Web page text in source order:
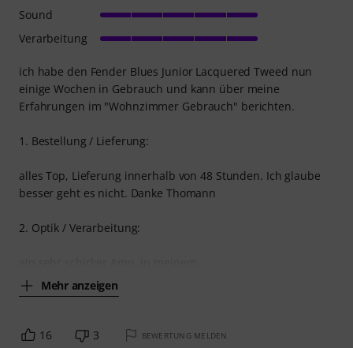
ich habe den Fender Blues Junior Lacquered Tweed nun
einige Wochen in Gebrauch und kann über meine
Erfahrungen im "Wohnzimmer Gebrauch" berichten.
1. Bestellung / Lieferung:
alles Top, Lieferung innerhalb von 48 Stunden. Ich glaube
besser geht es nicht. Danke Thomann
2. Optik / Verarbeitung:
Mehr anzeigen
Sound
Verarbeitung
16 3 BEWERTUNG MELDEN